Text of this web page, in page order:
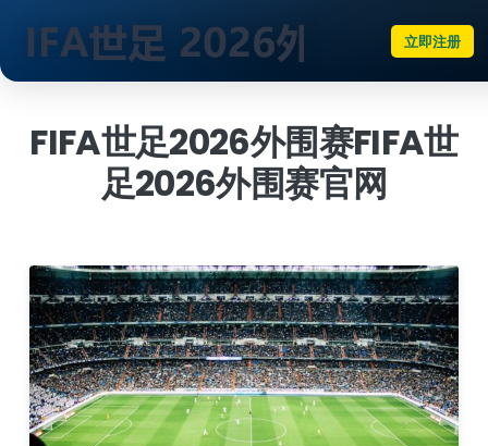
立即注册
FIFA世足2026外围赛FIFA世
足2026外围赛官网